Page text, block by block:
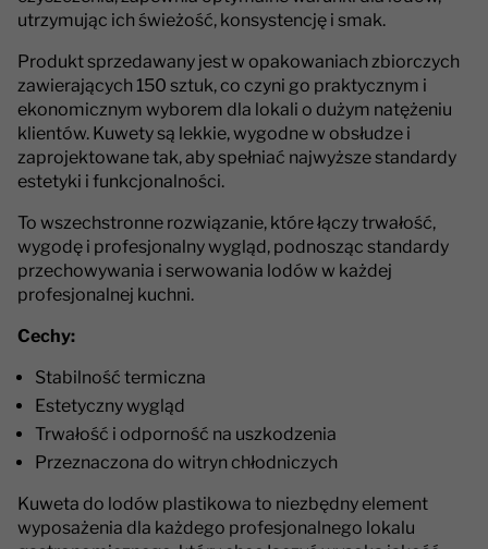
utrzymując ich świeżość, konsystencję i smak.
Produkt sprzedawany jest w opakowaniach zbiorczych
zawierających 150 sztuk, co czyni go praktycznym i
ekonomicznym wyborem dla lokali o dużym natężeniu
klientów. Kuwety są lekkie, wygodne w obsłudze i
zaprojektowane tak, aby spełniać najwyższe standardy
estetyki i funkcjonalności.
To wszechstronne rozwiązanie, które łączy trwałość,
wygodę i profesjonalny wygląd, podnosząc standardy
przechowywania i serwowania lodów w każdej
profesjonalnej kuchni.
Cechy:
Stabilność termiczna
Estetyczny wygląd
Trwałość i odporność na uszkodzenia
Przeznaczona do witryn chłodniczych
Kuweta do lodów plastikowa to niezbędny element
wyposażenia dla każdego profesjonalnego lokalu